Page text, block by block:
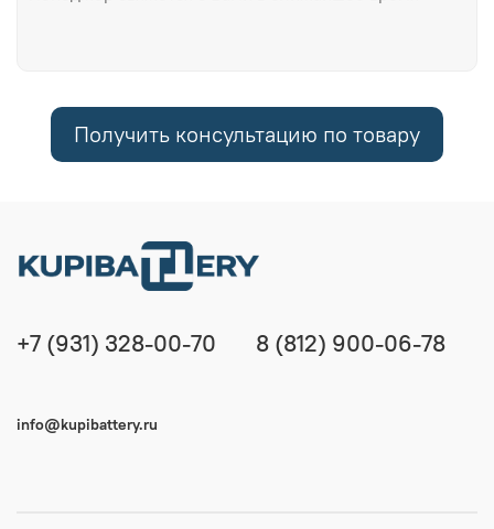
Получить консультацию по товару
+7 (931) 328-00-70 8 (812) 900-06-78
info@kupibattery.ru